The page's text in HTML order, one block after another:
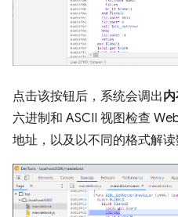
点击该按钮后，系统会调出
六进制和 ASCII 视图检查
地址，以及以不同的格式解读